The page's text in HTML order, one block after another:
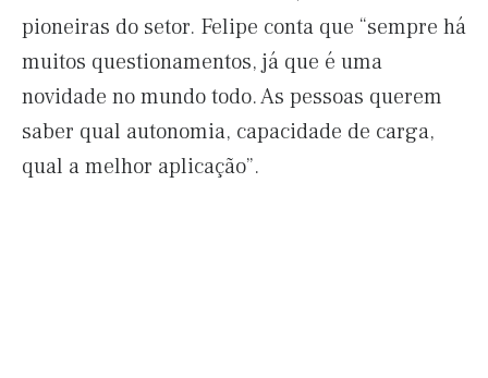
pioneiras do setor. Felipe conta que “sempre há
muitos questionamentos, já que é uma
novidade no mundo todo. As pessoas querem
saber qual autonomia, capacidade de carga,
qual a melhor aplicação”.